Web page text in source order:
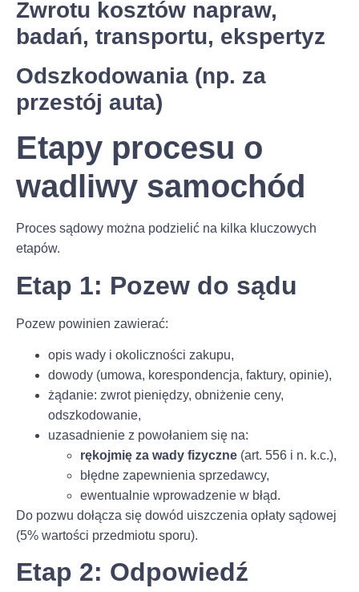
Zwrotu kosztów napraw,
badań, transportu, ekspertyz
Odszkodowania (np. za
przestój auta)
Etapy procesu o
wadliwy samochód
Proces sądowy można podzielić na kilka kluczowych
etapów.
Etap 1: Pozew do sądu
Pozew powinien zawierać:
opis wady i okoliczności zakupu,
dowody (umowa, korespondencja, faktury, opinie),
żądanie: zwrot pieniędzy, obniżenie ceny,
odszkodowanie,
uzasadnienie z powołaniem się na:
rękojmię za wady fizyczne (art. 556 i n. k.c.),
błędne zapewnienia sprzedawcy,
ewentualnie wprowadzenie w błąd.
Do pozwu dołącza się dowód uiszczenia opłaty sądowej
(5% wartości przedmiotu sporu).
Etap 2: Odpowiedź